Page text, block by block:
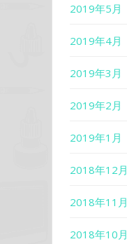
2019年5月
2019年4月
2019年3月
2019年2月
2019年1月
2018年12月
2018年11月
2018年10月